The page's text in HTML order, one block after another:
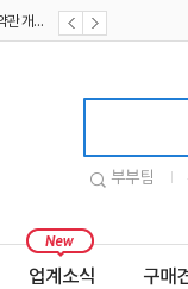
[공지] [호텔업] 유료서비스 이용약관 개정본2 (19.09.02)
부부팀
업계소식 구매